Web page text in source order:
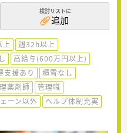
検討リストに
追加
上
週32h以上
高給与(600万円以上)
支援あり
積雪なし
薬剤師
管理職
ーン以外
ヘルプ体制充実